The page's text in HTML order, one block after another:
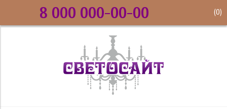
8 000 000-00-00 (0)